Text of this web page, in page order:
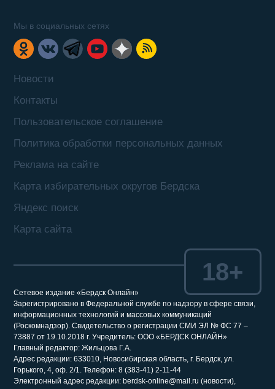
Новости
Контакты
Пользовательское соглашение
Политика обработки персональных данных
Реклама на сайте
Карта избирательных округов Бердска
Яндекс поиск
Карта сайта
Мы в социальных сетях
Сетевое издание «Бердск Онлайн»
Зарегистрировано в Федеральной службе по надзору в сфере связи,
информационных технологий и массовых коммуникаций
(Роскомнадзор). Свидетельство о регистрации СМИ ЭЛ № ФС 77 –
73887 от 19.10.2018 г. Учредитель: ООО «БЕРДСК ОНЛАЙН»
Главный редактор: Жильцова Г.А.
Адрес редакции: 633010, Новосибирская область, г. Бердск, ул.
Горького, 4, оф. 2/1. Телефон: 8 (383-41) 2-11-44
Электронный адрес редакции: berdsk-online@mail.ru (новости),
18+